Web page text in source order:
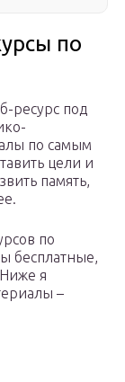
по
ресурс под
по самым
цели и
память,
по
бесплатные,
я
–